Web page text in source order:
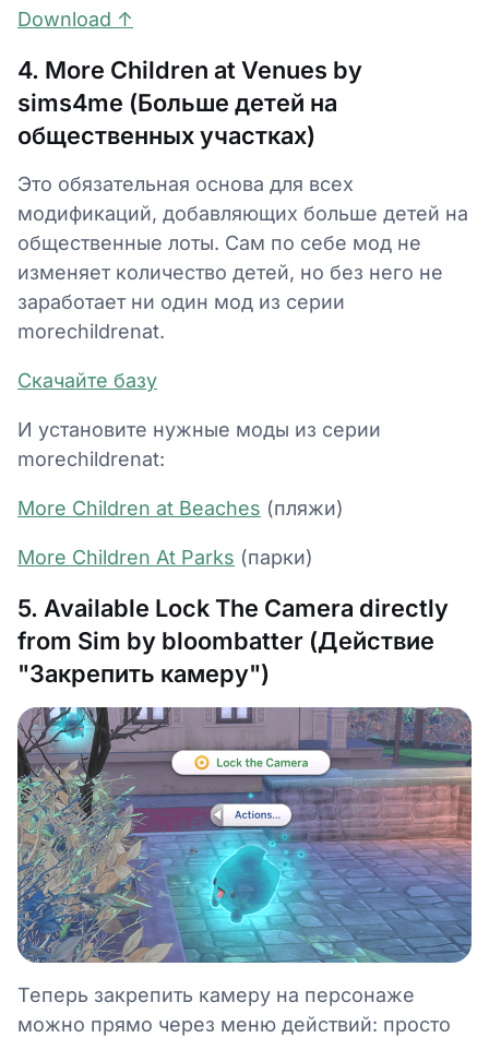
Download ↑
4. More Children at Venues by
sims4me (Больше детей на
общественных участках)
Это обязательная основа для всех
модификаций, добавляющих больше детей на
общественные лоты. Сам по себе мод не
изменяет количество детей, но без него не
заработает ни один мод из серии
morechildrenat.
Скачайте базу
И установите нужные моды из серии
morechildrenat:
More Children at Beaches (пляжи)
More Children At Parks (парки)
5. Available Lock The Camera directly
from Sim by bloombatter (Действие
"Закрепить камеру")
Теперь закрепить камеру на персонаже
можно прямо через меню действий: просто